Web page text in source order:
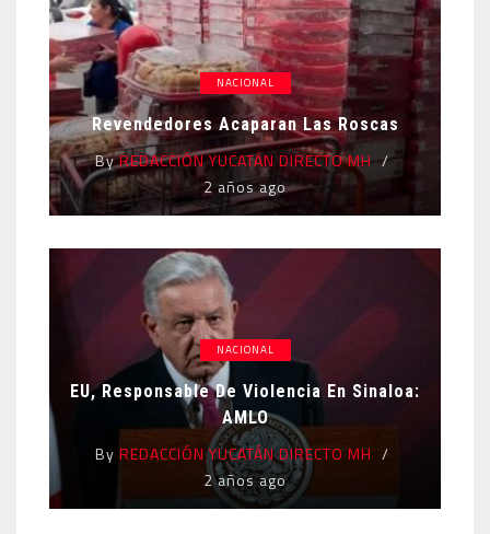
NACIONAL
Revendedores Acaparan Las Roscas
ByREDACCIÓN YUCATÁN DIRECTO MH
2 años ago
NACIONAL
EU, Responsable De Violencia En Sinaloa:
AMLO
By REDACCIÓN YUCATÁN DIRECTO MH
2 años ago